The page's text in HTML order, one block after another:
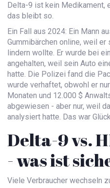
Delta-9 ist kein Medikament,
das bleibt so.
Ein Fall aus 2024: Ein Mann
Gummibärchen online, weil
lindern wollte. Er wurde bei
angehalten, weil sein Auto
hatte. Die Polizei fand die
wurde verhaftet, obwohl er
Monaten und 12.000 $
abgewiesen - aber nur, weil
analysiert hatte. Das war
Delta-9 vs.
- was ist
Viele Verbraucher wechseln